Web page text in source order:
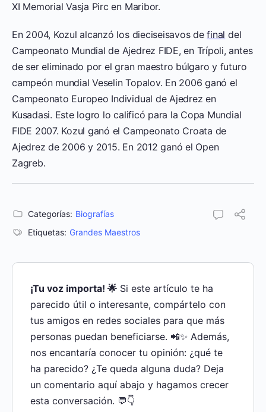
XI Memorial Vasja Pirc en Maribor.
En 2004, Kozul alcanzó los dieciseisavos definal del
Campeonato Mundial de Ajedrez FIDE, en Trípoli, antes
de ser eliminado por el gran maestro búlgaro y futuro
campeón mundial Veselin Topalov. En 2006 ganó el
Campeonato Europeo Individual de Ajedrez en
Kusadasi. Este logro lo calificó para la Copa Mundial
FIDE 2007. Kozul ganó el Campeonato Croata de
Ajedrez de 2006 y 2015. En 2012 ganó el Open
Zagreb.
Categorías: Biografías
Etiquetas: Grandes Maestros
¡Tu voz importa! 🌟 Si este artículo te ha
parecido útil o interesante, compártelo con
tus amigos en redes sociales para que más
personas puedan beneficiarse. 📲✨ Además,
nos encantaría conocer tu opinión: ¿qué te
ha parecido? ¿Te queda alguna duda? Deja
un comentario aquí abajo y hagamos crecer
esta conversación. 💬👇